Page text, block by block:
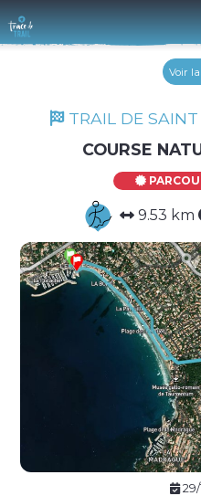
Voir
TRAIL DE SAINT
COURSE
9.53 km
29/